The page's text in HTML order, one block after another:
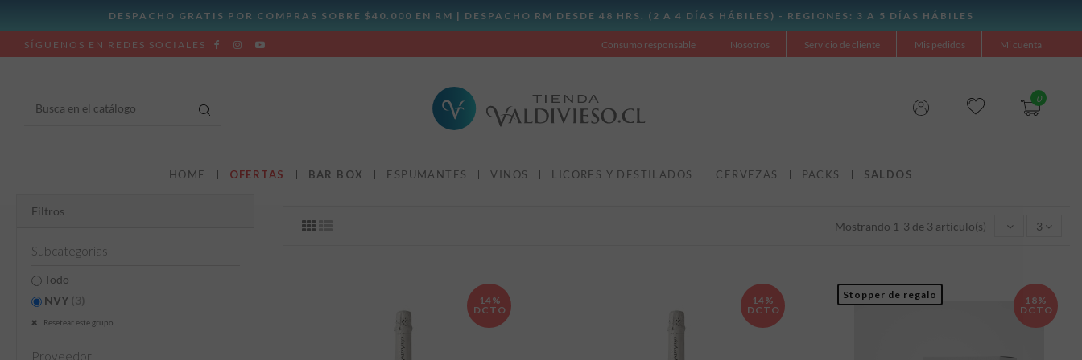
SÍGUENOS EN REDES SOCIALES Consumo responsable Nosotros Servicio de cliente Mis pedidos Mi cuenta
0
HOME OFERTAS BAR BOX ESPUMANTES VINOS LICORES Y DESTILADOS CERVEZAS PACKS SALDOS
Mostrando 1-3 de 3 artículo(s) 3
14%
DCTO
14%
DCTO
Stopper de regalo
18%
DCTO
Filtros
Subcategorías
Todo
NVY (3)
Resetear este grupo
Proveedor